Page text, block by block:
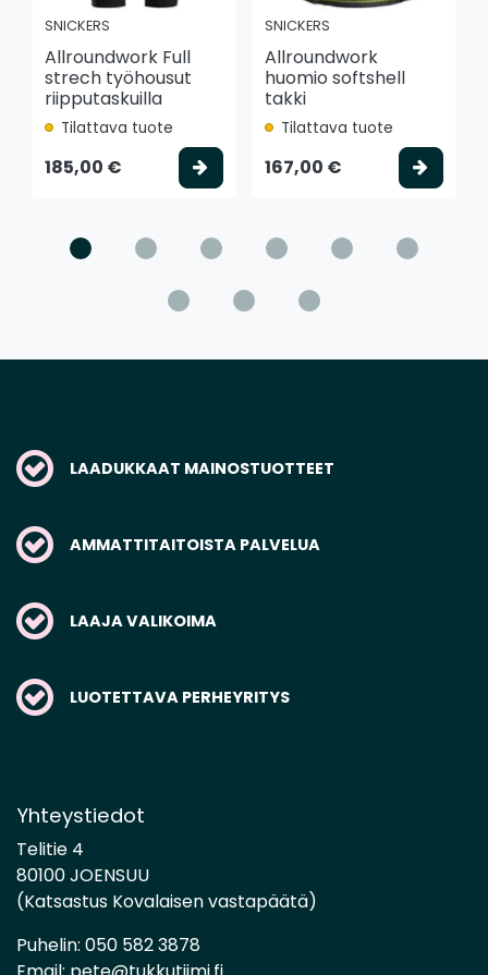
SNICKERS
Allroundwork Full
strech työhousut
riipputaskuilla
Tilattava tuote
185,00 € Valitse vaihtoehto
SNICKERS
Allroundwork
huomio softshell
takki
Tilattava tuote
167,00 €
LAADUKKAAT MAINOSTUOTTEET
AMMATTITAITOISTA PALVELUA
LAAJA VALIKOIMA
LUOTETTAVA PERHEYRITYS
Yhteystiedot
Telitie 4
80100 JOENSUU
(Katsastus Kovalaisen vastapäätä)
Puhelin: 050 582 3878